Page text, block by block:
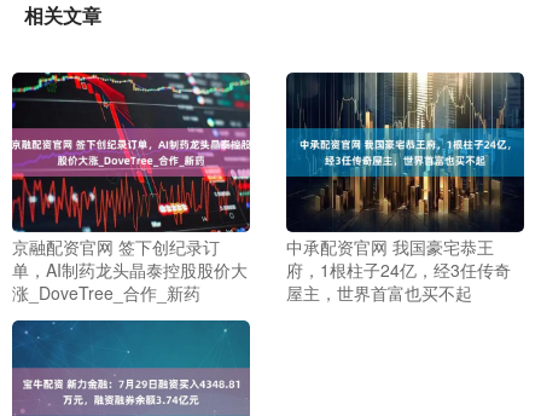
相关文章
京融配资官网 签下创纪录订
单，AI制药龙头晶泰控股股价大
涨_DoveTree_合作_新药
中承配资官网 我国豪宅恭王
府，1根柱子24亿，经3任传奇
屋主，世界首富也买不起